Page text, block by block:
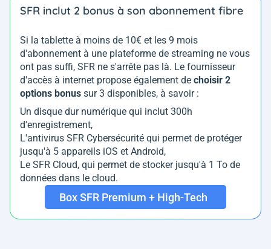
SFR inclut 2 bonus à son abonnement fibre
Si la tablette à moins de 10€ et les 9 mois
d'abonnement à une plateforme de streaming ne vous
ont pas suffi, SFR ne s'arrête pas là. Le fournisseur
d'accès à internet propose également de choisir 2
options bonus sur 3 disponibles, à savoir :
Un disque dur numérique qui inclut 300h
d'enregistrement,
L'antivirus SFR Cybersécurité qui permet de protéger
jusqu'à 5 appareils iOS et Android,
Le SFR Cloud, qui permet de stocker jusqu'à 1 To de
données dans le cloud.
Box SFR Premium + High-Tech